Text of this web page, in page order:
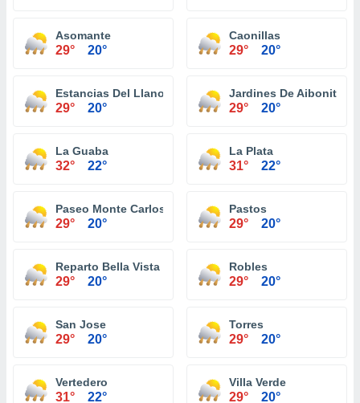
Asomante
29° 20°
Caonillas
29° 20°
Estancias Del Llano
29° 20°
Jardines De Aibonito
29° 20°
La Guaba
32° 22°
La Plata
31° 22°
Paseo Monte Carlos
29° 20°
Pastos
29° 20°
Reparto Bella Vista
29° 20°
Robles
29° 20°
San Jose
29° 20°
Torres
29° 20°
Vertedero
31° 22°
Villa Verde
29° 20°